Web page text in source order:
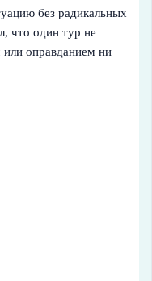
без радикальных
что один тур не
или оправданием ни